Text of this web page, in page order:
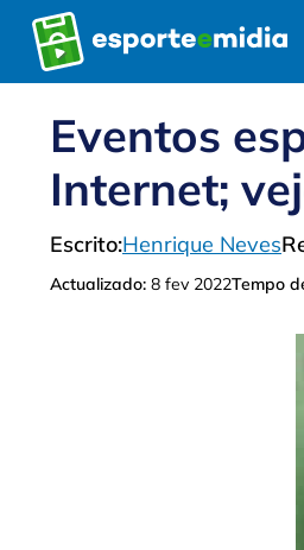
Pular
para
o
Eventos
Internet;
Escrito:Henrique Neves
Actualizado: 8 fev 2022Tempo